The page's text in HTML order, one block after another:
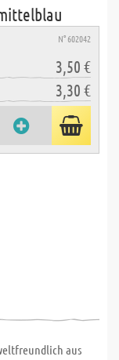
N° 602042
3,50 €
3,30 €
aus